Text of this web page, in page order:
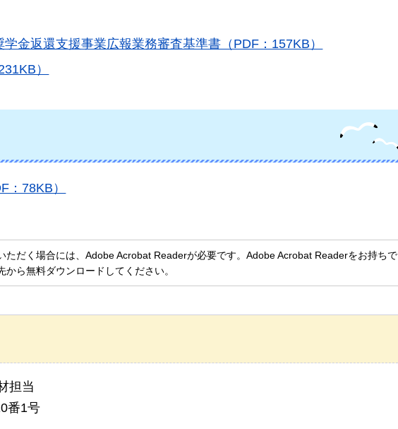
金返還支援事業広報業務審査基準書（PDF：157KB）
）
：78KB）
ただく場合には、Adobe Acrobat Readerが必要です。Adobe Acrobat Readerをお持ちで
ら無料ダウンロードしてください。
担当
番1号